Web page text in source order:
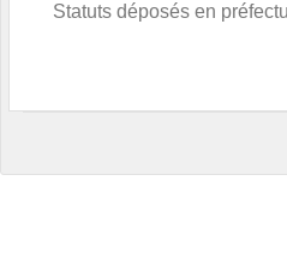
Statuts déposés en